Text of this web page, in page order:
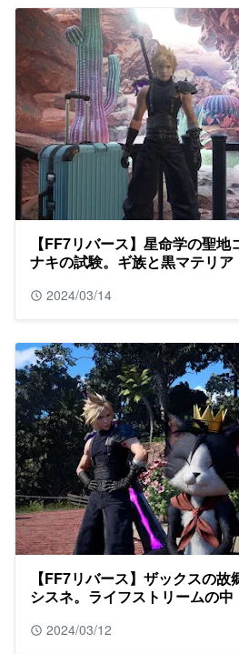
【FF7リバース】星命学の聖
ナキの試験。ギ族と黒マテリア
2024/03/14
【FF7リバース】ザックスの
シスネ。ライフストリームの中
2024/03/12